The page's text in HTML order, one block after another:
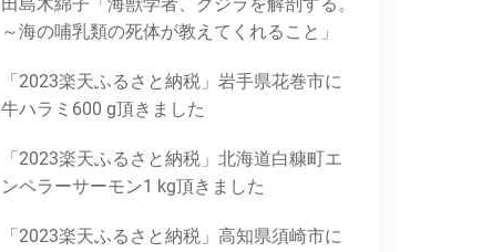
～海の哺乳類の死体が教えてくれること」
「2023楽天ふるさと納税」岩手県花巻市に
牛ハラミ600 g頂きました
「2023楽天ふるさと納税」北海道白糠町エ
ンペラーサーモン1 kg頂きました
「2023楽天ふるさと納税」高知県須崎市に